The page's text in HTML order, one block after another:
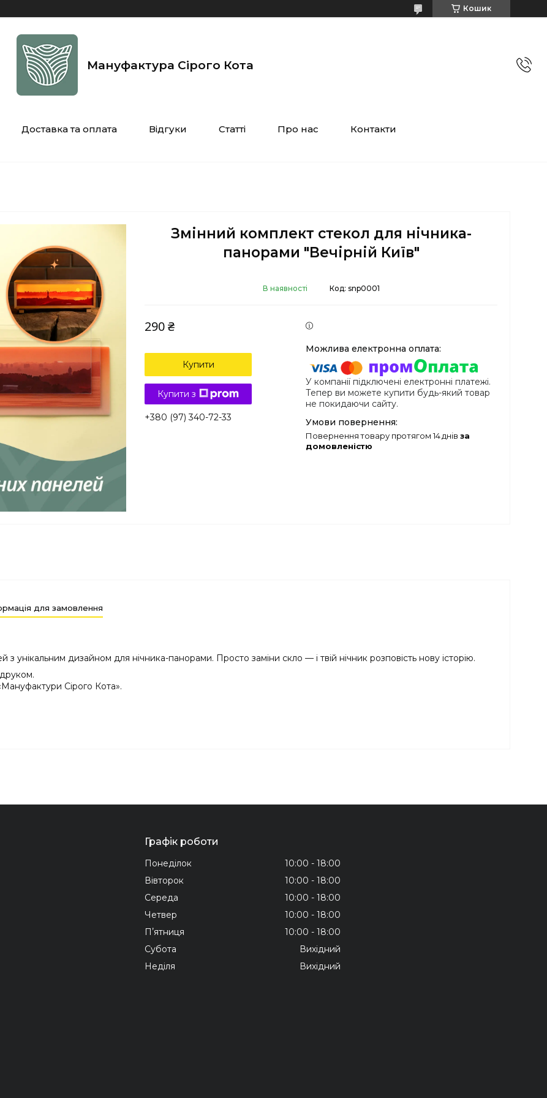
Кошик
Мануфактура Сірого Кота
Доставка та оплата Відгуки Статті Про нас Контакти
Змінний комплект стекол для нічника-
панорами "Вечірній Київ"
В наявності Код: snp0001
290 ₴
Купити
Купити з
+380 (97) 340-72-33
У компанії підключені електронні платежі.
Тепер ви можете купити будь-який товар
не покидаючи сайту.
повернення товару протягом 14 днів за
домовленістю
для замовлення
з унікальним дизайном для нічника-панорами. Просто заміни скло — і твій нічник розповість нову історію.
Сірого Кота».
Графік роботи
Понеділок 10:00
18:00
Вівторок
10:00
18:00
Середа
10:00
18:00
Четвер
10:00
18:00
Пʼятниця
10:00
18:00
Субота
Вихідний
Неділя
Вихідний